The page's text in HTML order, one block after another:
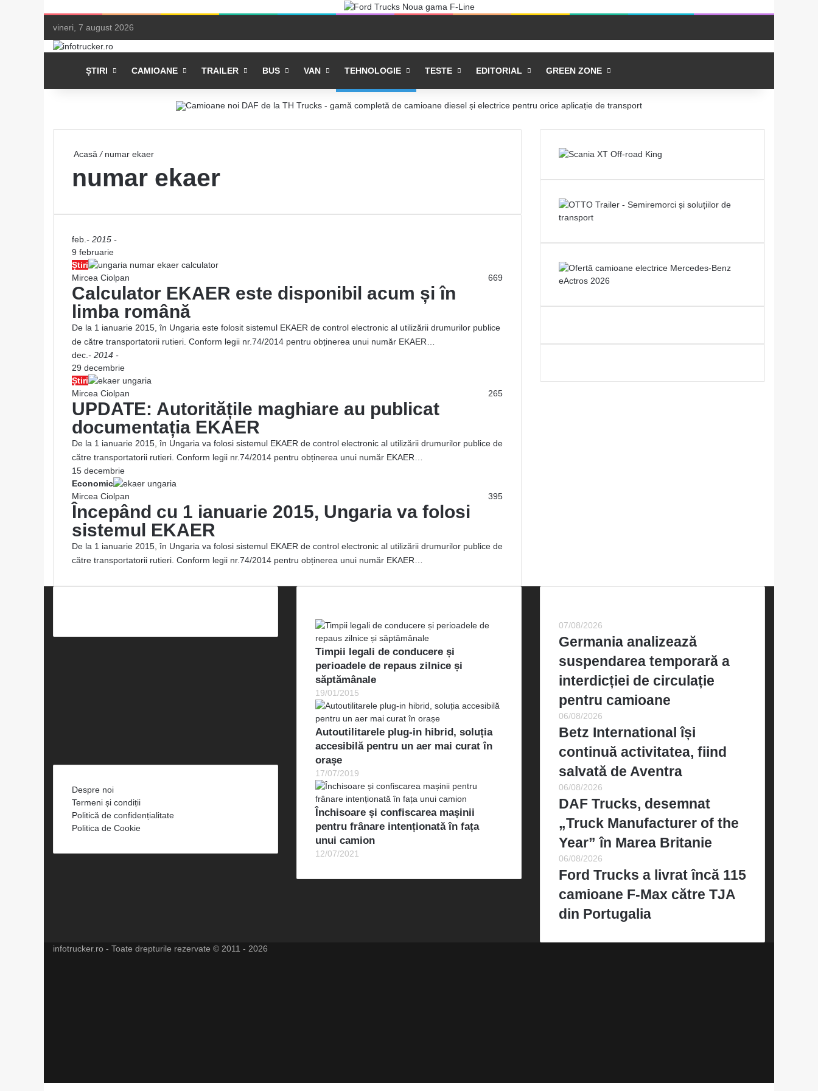
vineri, 7 august 2026
AcasăȘTIRI CAMIOANE TRAILER BUS VAN TEHNOLOGIE TESTE EDITORIAL GREEN ZONE
Acasă / numar ekaer
numar ekaer
feb. - 2015 -
9 februarie
Știri
Mircea Ciolpan
669
Calculator EKAER este disponibil acum și în
limba română
De la 1 ianuarie 2015, în Ungaria este folosit sistemul EKAER de control electronic al utilizării drumurilor publice
de către transportatorii rutieri. Conform legii nr.74/2014 pentru obținerea unui număr EKAER…
dec. - 2014 -
29 decembrie
Știri
Mircea Ciolpan
265
UPDATE: Autoritățile maghiare au publicat
documentația EKAER
De la 1 ianuarie 2015, în Ungaria va folosi sistemul EKAER de control electronic al utilizării drumurilor publice de
către transportatorii rutieri. Conform legii nr.74/2014 pentru obținerea unui număr EKAER…
15 decembrie
Economic
Mircea Ciolpan
395
Începând cu 1 ianuarie 2015, Ungaria va folosi
sistemul EKAER
De la 1 ianuarie 2015, în Ungaria va folosi sistemul EKAER de control electronic al utilizării drumurilor publice de
către transportatorii rutieri. Conform legii nr.74/2014 pentru obținerea unui număr EKAER…
Despre noi
Termeni și condiții
Politică de confidențialitate
Politica de Cookie
Timpii legali de conducere și
perioadele de repaus zilnice și
săptămânale
19/01/2015
Autoutilitarele plug-in hibrid, soluția
accesibilă pentru un aer mai curat în
orașe
17/07/2019
Închisoare și confiscarea mașinii
pentru frânare intenționată în fața
unui camion
12/07/2021
07/08/2026
Germania analizează
suspendarea temporară a
interdicției de circulație
pentru camioane
06/08/2026
Betz International își
continuă activitatea, fiind
salvată de Aventra
06/08/2026
DAF Trucks, desemnat
„Truck Manufacturer of the
Year” în Marea Britanie
06/08/2026
Ford Trucks a livrat încă 115
camioane F-Max către TJA
din Portugalia
infotrucker.ro - Toate drepturile rezervate © 2011 - 2026